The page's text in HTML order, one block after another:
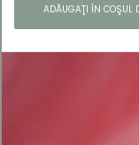
ADĂUGAŢI ÎN COŞUL
Collection
Parfumuri